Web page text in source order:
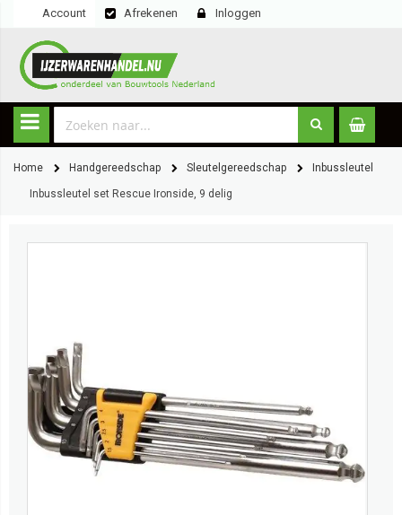
Account Afrekenen Inloggen
Home Handgereedschap Sleutelgereedschap Inbussleutel
Inbussleutel set Rescue Ironside, 9 delig